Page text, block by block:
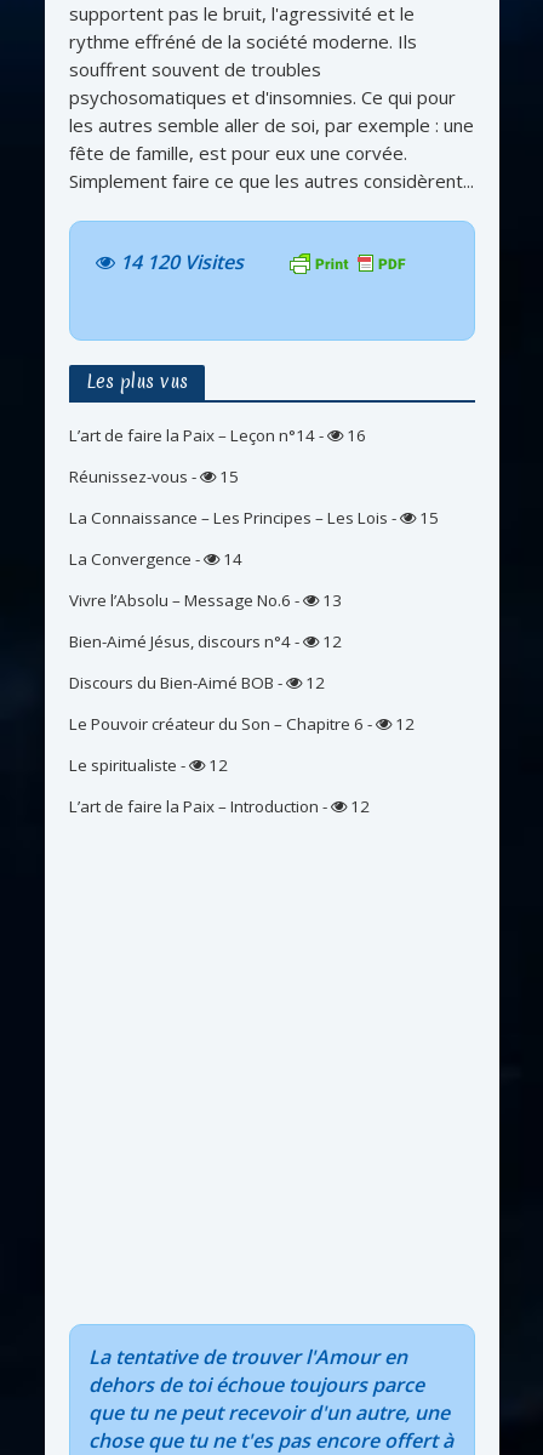
supportent pas le bruit, l'agressivité et le
rythme effréné de la société moderne. Ils
souffrent souvent de troubles
psychosomatiques et d'insomnies. Ce qui pour
les autres semble aller de soi, par exemple : une
fête de famille, est pour eux une corvée.
Simplement faire ce que les autres considèrent...
14 120 Visites
Les plus vus
L’art de faire la Paix – Leçon n°14-
16
Réunissez-vous -
15
La Connaissance – Les Principes – Les Lois -
15
La Convergence -
14
Vivre l’Absolu – Message No.6 -
13
Bien-Aimé Jésus, discours n°4-
12
Discours du Bien-Aimé BOB -
12
Le Pouvoir créateur du Son – Chapitre 6 -
12
Le spiritualiste -
12
L’art de faire la Paix – Introduction - 12
La tentative de trouver l'Amour en
dehors de toi échoue toujours parce
que tu ne peut recevoir d'un autre, une
chose que tu ne t'es pas encore offert à